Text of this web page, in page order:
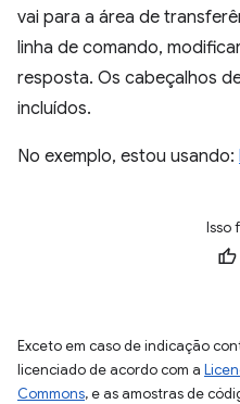
vai para a área de
linha de comando,
resposta. Os cabeçalhos
incluídos.
No exemplo, estou usando:
Isso
Exceto em caso de indicação
licenciado de acordo com a
Commons, e as amostras de